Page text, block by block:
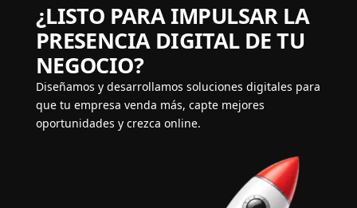
¿LISTO PARA IMPULSAR LA
PRESENCIA DIGITAL DE TU
NEGOCIO?
Diseñamos y desarrollamos soluciones digitales para
que tu empresa venda más, capte mejores
oportunidades y crezca online.